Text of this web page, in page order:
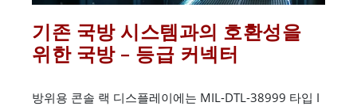
기존 국방 시스템과의 호환성을
위한 국방 – 등급 커넥터
방위용 콘솔 랙 디스플레이에는 MIL-DTL-38999 타입 I